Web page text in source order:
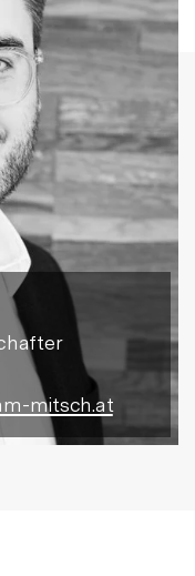
mitsch.at